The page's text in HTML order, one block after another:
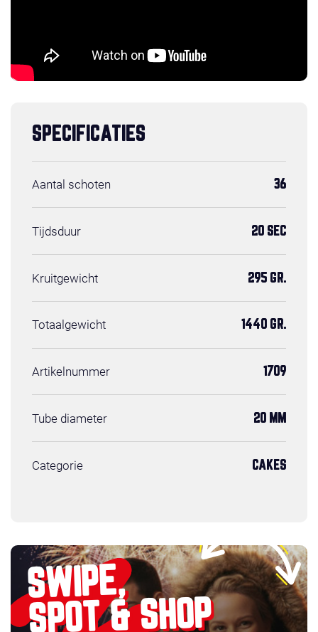
SPECIFICATIES
Aantal schoten 36
Tijdsduur 20 SEC
Kruitgewicht 295 GR.
Totaalgewicht 1440 GR.
Artikelnummer 1709
Tube diameter 20 MM
Categorie CAKES
SWIPE,
SPOT & SHOP